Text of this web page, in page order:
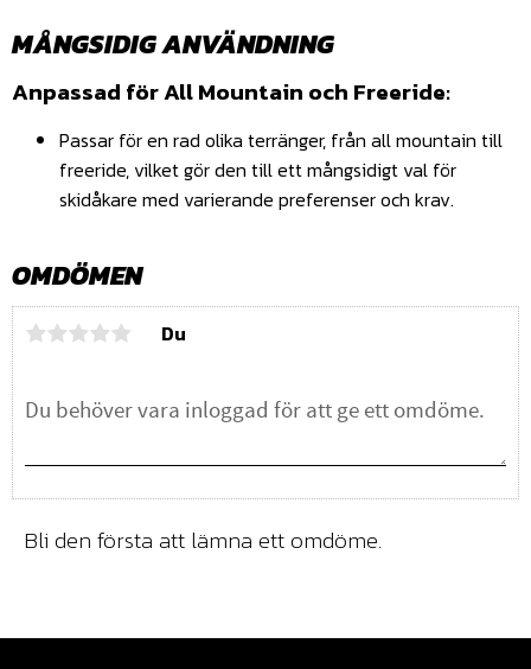
MÅNGSIDIG ANVÄNDNING
Anpassad för All Mountain och Freeride:
Passar för en rad olika terränger, från all mountain till
freeride, vilket gör den till ett mångsidigt val för
skidåkare med varierande preferenser och krav.
OMDÖMEN
Du
Bli den första att lämna ett omdöme.